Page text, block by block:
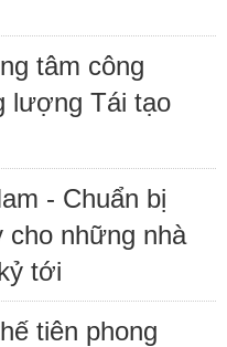
tâm công
lượng Tái tạo
- Chuẩn bị
cho những nhà
tới
tiên phong